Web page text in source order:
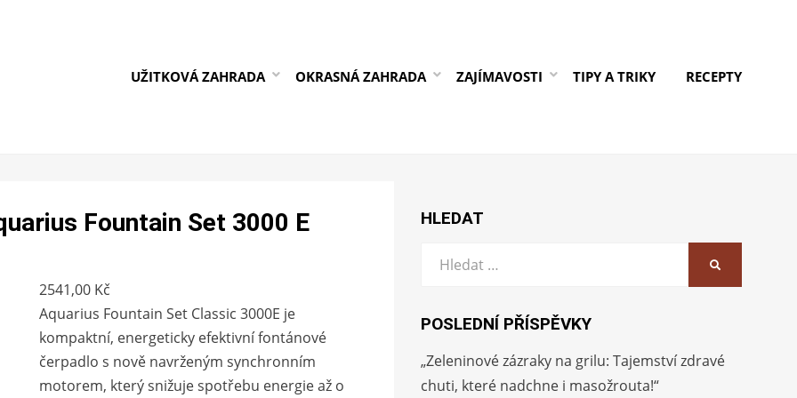
UŽITKOVÁ ZAHRADA OKRASNÁ ZAHRADA ZAJÍMAVOSTI TIPY A TRIKY RECEPTY
Fountain Set 3000 E
2541,00 Kč
Aquarius Fountain Set Classic 3000E je
kompaktní, energeticky efektivní fontánové
čerpadlo s nově navrženým synchronním
motorem, který snižuje spotřebu energie až o
HLEDAT
Vyhledat:
POSLEDNÍ PŘÍSPĚVKY
„Zeleninové zázraky na grilu: Tajemství zdravé
chuti, které nadchne i masožrouta!“